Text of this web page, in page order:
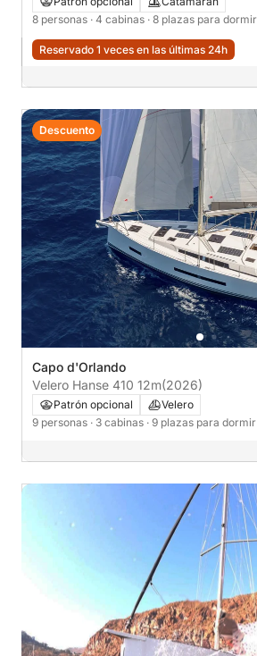
8 personas · 4 cabinas · 8 plazas para dormir
Reservado 1 veces en las últimas 24h
Capo d'Orlando
Velero Hanse 410 12m(2026)
Patrón opcional
Velero
9 personas · 3 cabinas · 9 plazas para dormir
Descuento